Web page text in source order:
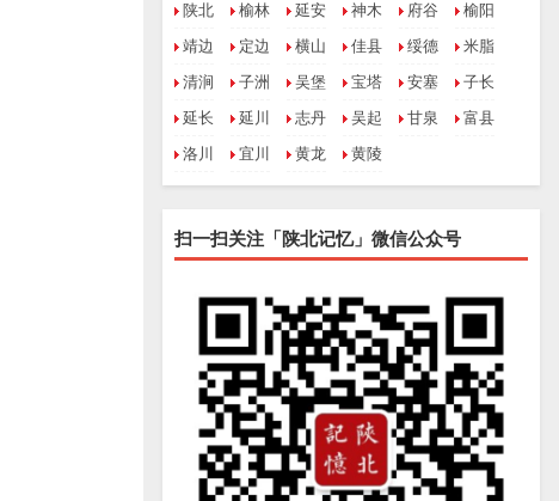
陕北 榆林 延安 神木 府谷
榆阳
靖边
定边 横山 佳县 绥德
米脂
清涧
子洲 吴堡 宝塔 安塞
子长
延长
延川 志丹 吴起 甘泉
富县
洛川
宜川 黄龙 黄陵
扫一扫关注「陕北记忆」微信公众号